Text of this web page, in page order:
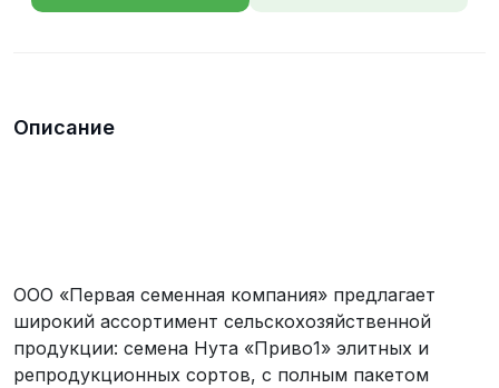
Описание
ООО «Первая семенная компания» предлагает
широкий ассортимент сельскохозяйственной
продукции: семена Нута «Приво1» элитных и
репродукционных сортов, с полным пакетом